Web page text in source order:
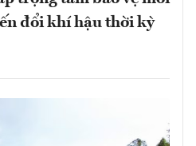
đổi khí hậu thời kỳ